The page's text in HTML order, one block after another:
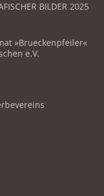
BILDER 2025
»Brueckenpfeiler«
e.V.